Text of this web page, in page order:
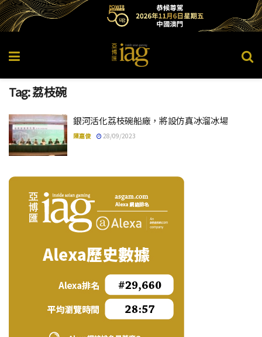
Tag:荔枝碗
銀河活化荔枝碗船廠，將設仿真冰溜冰場
陳嘉俊 28/09/2023